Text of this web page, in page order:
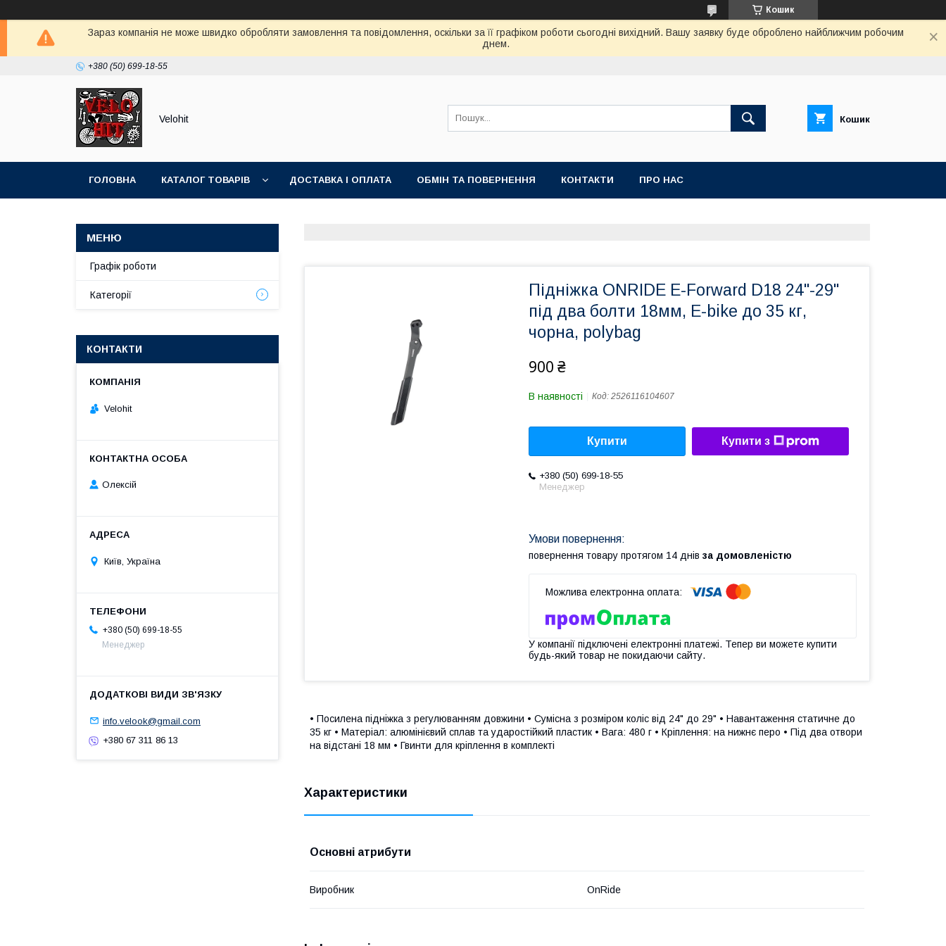
Кошик
Зараз компанія не може швидко обробляти замовлення та повідомлення, оскільки за її графіком роботи сьогодні вихідний. Вашу заявку буде оброблено найближчим робочим
днем.
+380 (50) 699-18-55
Velohit Кошик
ГОЛОВНА КАТАЛОГ ТОВАРІВ ДОСТАВКА І ОПЛАТА ОБМІН ТА ПОВЕРНЕННЯ КОНТАКТИ ПРО НАС
Підніжка ONRIDE E-Forward D18 24"-29"
під два болти 18мм, E-bike до 35 кг,
чорна, polybag
900 ₴
В наявності Код: 2526116104607
Купити Купити з
+380 (50) 699-18-55
Менеджер
повернення товару протягом 14 днів за домовленістю
У компанії підключені електронні платежі. Тепер ви можете купити
будь-який товар не покидаючи сайту.
• Посилена підніжка з регулюванням довжини • Сумісна з розміром коліс від 24" до 29" • Навантаження статичне до
35 кг • Матеріал: алюмінієвий сплав та ударостійкий пластик • Вага: 480 г • Кріплення: на нижнє перо • Під два отвори
на відстані 18 мм • Гвинти для кріплення в комплекті
Характеристики
Основні атрибути
Виробник OnRide
Графік роботи
Категорії
КОНТАКТИ
Velohit
Олексій
Київ, Україна
+380 (50) 699-18-55
Менеджер
info.velook@gmail.com
+380 67 311 86 13